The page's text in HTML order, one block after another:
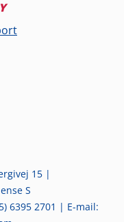
15 |
S
6395 2701 | E-mail: